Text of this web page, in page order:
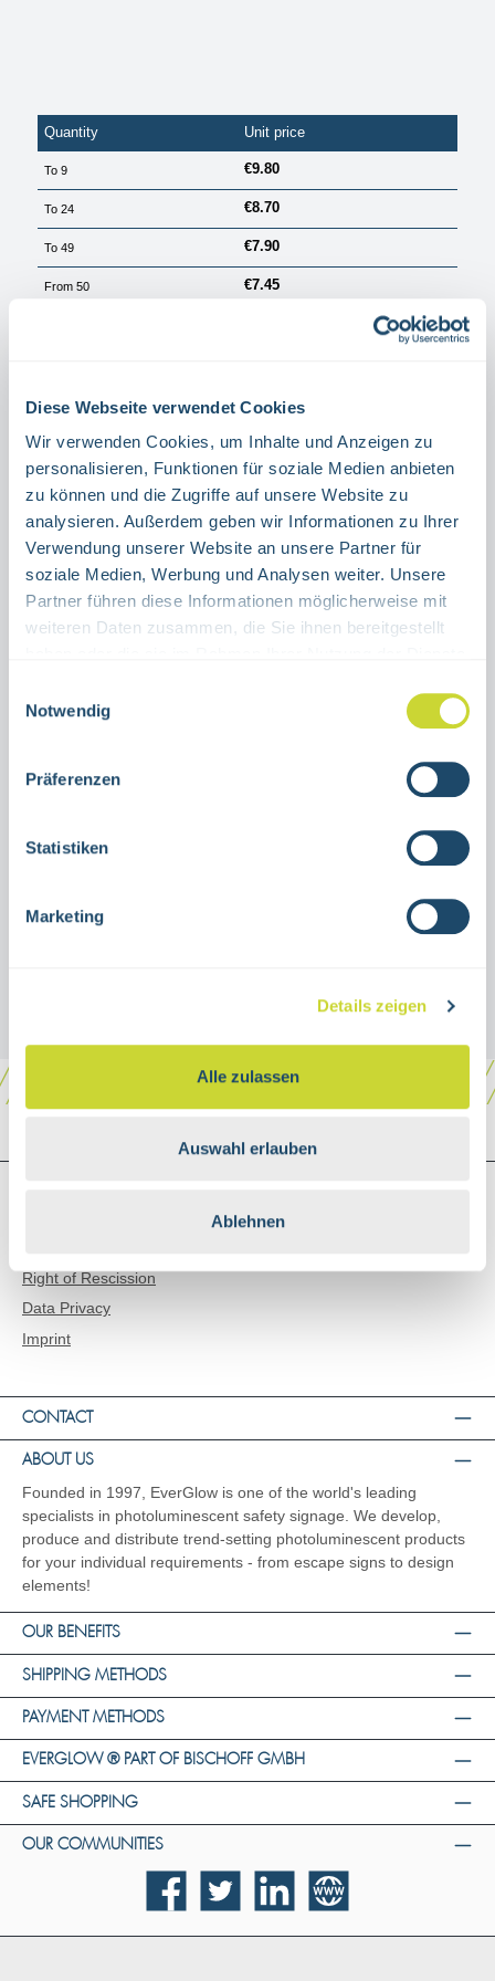
Diese Webseite verwendet Cookies
Wir verwenden Cookies, um Inhalte und Anzeigen zu
personalisieren, Funktionen für soziale Medien anbieten
zu können und die Zugriffe auf unsere Website zu
analysieren. Außerdem geben wir Informationen zu Ihrer
Verwendung unserer Website an unsere Partner für
soziale Medien, Werbung und Analysen weiter. Unsere
Partner führen diese Informationen möglicherweise mit
weiteren Daten zusammen, die Sie ihnen bereitgestellt
Notwendig
Präferenzen
Statistiken
Marketing
Details zeigen
Alle zulassen
Auswahl erlauben
Ablehnen
Quantity Unit price
To9 €9.80
To24 €8.70
To49 €7.90
From50 €7.45
Select
Größe
40 X 14 CM
(THIS OPTION IS CURRENTLY UNAVAILABLE.)
30 X 10,5 CM
Select
Material
FILM
Stück
ADD TO SHOPPING CART
Description
luminescent letteringvarious sizesAluminum
A1.3photoluminescent…
Right of Rescission
Data Privacy
Imprint
CONTACT
ABOUT US
Founded in 1997, EverGlow is one of the world's leading
specialists in photoluminescent safety signage. We develop,
produce and distribute trend-setting photoluminescent products
for your individual requirements - from escape signs to design
elements!
OUR BENEFITS
SHIPPING METHODS
PAYMENT METHODS
EVERGLOW ® PART OF BISCHOFF GMBH
SAFE SHOPPING
OUR COMMUNITIES
FacebookTwitter LinkedIn Website